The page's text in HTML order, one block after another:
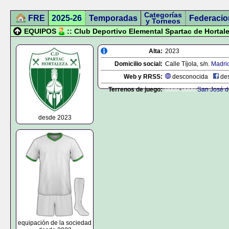
FRE 2025-26 Temporadas Categorías
y Torneos
EQUIPOS :: Club Deportivo Elemental Spartac de
desde 2023
equipación de la sociedad
Alta: 2023
Domicilio social: Calle Tíjola, s/n.
Web y RRSS:
desconocida
Terrenos de juego: 0000-0000 San José